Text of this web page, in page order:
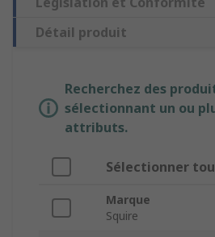
Détail produit
Recherchez des
sélectionnant un ou
attributs.
Sélectionner
Marque
Squire